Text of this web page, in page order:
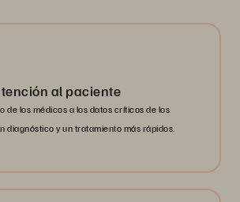
al paciente
de los médicos a los datos críticos de los
diagnóstico y un tratamiento más rápidos.